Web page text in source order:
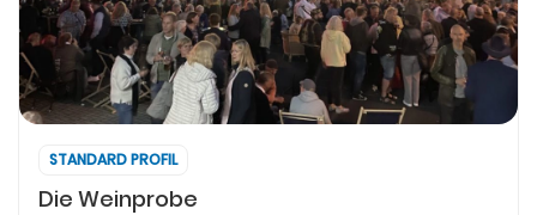
STANDARD PROFIL
Die Weinprobe